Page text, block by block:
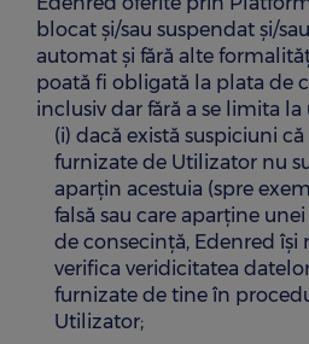
blocat și/sau suspendat și/
automat și fără alte
poată fi obligată la plata de
inclusiv dar fără a se limita
(i) dacă există suspiciuni
furnizate de Utilizator nu
aparțin acestuia (spre
falsă sau care aparține
de consecință, Edenred își
verifica veridicitatea
furnizate de tine în
Utilizator;